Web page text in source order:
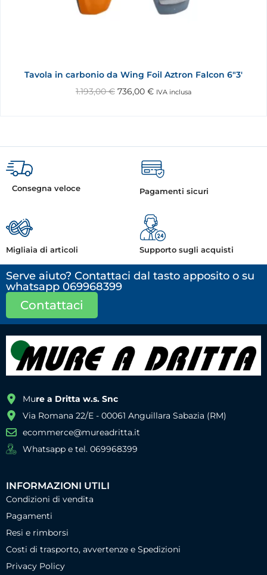
Tavola in carbonio da Wing Foil Aztron Falcon 6"3'
1.193,00€ 736,00 € IVA inclusa
Consegna veloce Pagamenti sicuri
Migliaia di articoli Supporto sugli acquisti
Serve aiuto? Contattaci dal tasto apposito o su
whatsapp 069968399
Contattaci
Mure a Dritta w.s. Snc
Via Romana 22/E - 00061 Anguillara Sabazia (RM)
ecommerce@mureadritta.it
Whatsapp e tel. 069968399
INFORMAZIONI UTILI
Condizioni di vendita
Pagamenti
Resi e rimborsi
Costi di trasporto, avvertenze e Spedizioni
Privacy Policy